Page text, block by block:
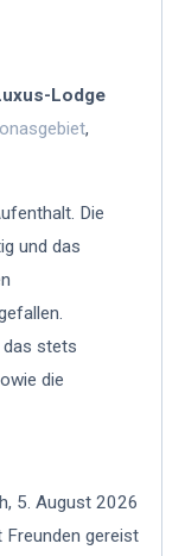
Lodge
,
Die
und das
das stets
die
5. August 2026
Freunden gereist